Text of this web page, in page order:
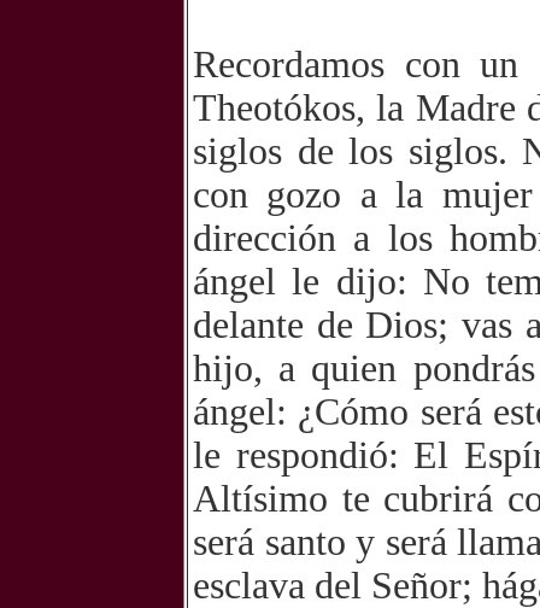
Recordamos con
Theotókos, la Madre
siglos de los siglos.
con gozo a la
dirección a los
ángel le dijo: No
delante de Dios; vas
hijo, a quien
ángel: ¿Cómo será
le respondió: El
Altísimo te cubrirá
será santo y será
esclava del Señor;